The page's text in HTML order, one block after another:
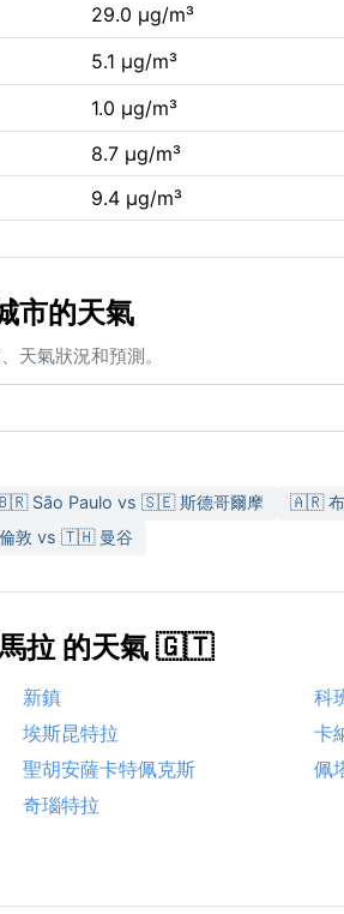
29.0 µg/m³
5.1 µg/m³
1.0 µg/m³
8.7 µg/m³
9.4 µg/m³
市的天氣
天氣狀況和預測。
São Paulo vs 🇸🇪 斯德哥爾摩 🇦🇷 布
敦 vs 🇹🇭 曼谷
馬拉 的天氣 🇬🇹
新鎮 科
埃斯昆特拉 卡
聖胡安薩卡特佩克斯 佩
奇瑙特拉